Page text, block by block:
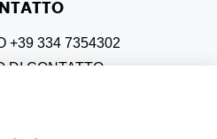
+39 334 7354302
DI CONTATTO
DI RECLAMO